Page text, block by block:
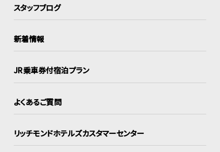
スタッフブログ
新着情報
JR乗車券付宿泊プラン
よくあるご質問
リッチモンドホテルズカスタマーセンター